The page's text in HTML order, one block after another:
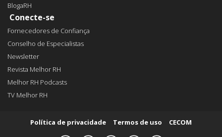
BlogaRH
Conecte-se
Fornecedores de Confiança
Conselho de Especialistas
Newsletter
Revista Melhor RH
Melhor RH Podcasts
TV Melhor RH
Política de privacidade Termos de uso CECOM